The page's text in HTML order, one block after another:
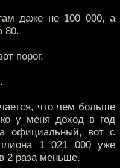
даже не 100 000, а
80.
порог.
что чем больше
у меня доход в год
официальный, вот с
1 021 000 уже
2 раза меньше.